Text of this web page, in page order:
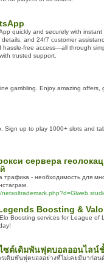
quickly and securely with
and 24/7 customer
hassle-free access—all through
trusted support.
gambling. Enjoy amazing offers,
Sign up to play 1000+ slots and
сервера
- необходимость для
Boosting &
Boosting services for League of
ซต์เดิมพันฟุตบอลออนไลน์
เดิมพันฟุตบอลอย่างที่ไม่เคยมีมาก่อ